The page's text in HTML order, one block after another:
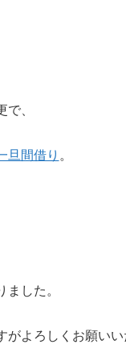
、
旦間借り 。
した。
よろしくお願いい